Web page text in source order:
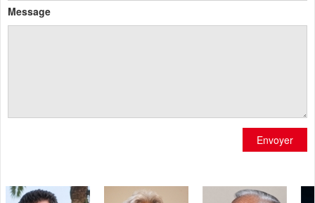
Message
Envoyer